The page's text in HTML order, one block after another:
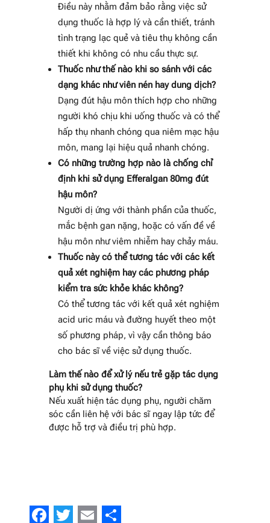
Điều này nhằm đảm bảo rằng việc sử
dụng thuốc là hợp lý và cần thiết, tránh
tình trạng lạc quẻ và tiêu thụ không cần
thiết khi không có nhu cầu thực sự.
Thuốc như thế nào khi so sánh với các
dạng khác như viên nén hay dung dịch?
Dạng đút hậu môn thích hợp cho những
người khó chịu khi uống thuốc và có thể
hấp thụ nhanh chóng qua niêm mạc hậu
môn, mang lại hiệu quả nhanh chóng.
Có những trường hợp nào là chống chỉ
định khi sử dụng Efferalgan 80mg đút
hậu môn?
Người dị ứng với thành phần của thuốc,
mắc bệnh gan nặng, hoặc có vấn đề về
hậu môn như viêm nhiễm hay chảy máu.
Thuốc này có thể tương tác với các kết
quả xét nghiệm hay các phương pháp
kiểm tra sức khỏe khác không?
Có thể tương tác với kết quả xét nghiệm
acid uric máu và đường huyết theo một
số phương pháp, vì vậy cần thông báo
cho bác sĩ về việc sử dụng thuốc.
Làm thế nào để xử lý nếu trẻ gặp tác dụng
phụ khi sử dụng thuốc?
Nếu xuất hiện tác dụng phụ, người chăm
sóc cần liên hệ với bác sĩ ngay lập tức để
được hỗ trợ và điều trị phù hợp.